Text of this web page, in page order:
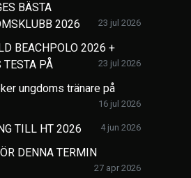
BÄSTA
2026
23 jul 2026
BEACHPOLO 2026 +
TESTA PÅ
23 jul 2026
ungdoms tränare på
16 jul 2026
TILL HT 2026 4 jun 2026
DENNA TERMIN
27 apr 2026